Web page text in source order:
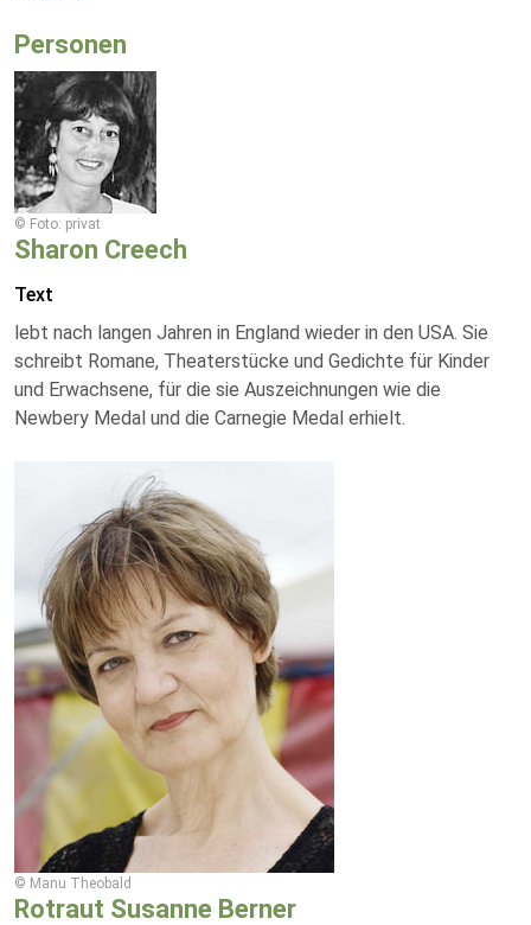
Personen
© Foto: privat
Sharon Creech
Text
lebt nach langen Jahren in England wieder in den USA. Sie
schreibt Romane, Theaterstücke und Gedichte für Kinder
und Erwachsene, für die sie Auszeichnungen wie die
Newbery Medal und die Carnegie Medal erhielt.
© Manu Theobald
Rotraut Susanne Berner